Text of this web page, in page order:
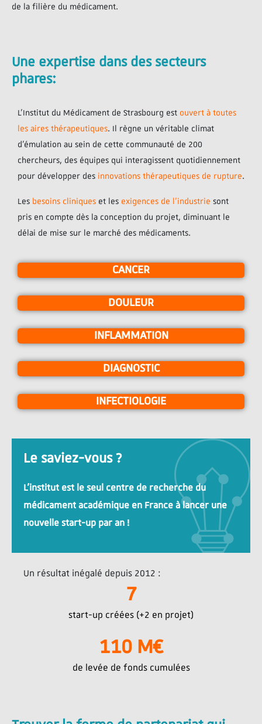
de la filière du médicament.
Une expertise dans des secteurs
phares:
L’Institut du Médicament de Strasbourg est ouvert à toutes
les aires thérapeutiques. Il règne un véritable climat
d’émulation au sein de cette communauté de 200
chercheurs, des équipes qui interagissent quotidiennement
pour développer des innovations thérapeutiques de rupture.
Les besoins cliniques et les exigences de l’industrie sont
pris en compte dès la conception du projet, diminuant le
délai de mise sur le marché des médicaments.
CANCER
DOULEUR
INFLAMMATION
DIAGNOSTIC
INFECTIOLOGIE
Le saviez-vous ?
L’institut est le seul centre de recherche du
médicament académique en France à lancer une
nouvelle start-up par an !
Un résultat inégalé depuis 2012 :
start-up créées (+2 en projet)
7
de levée de fonds cumulées
110 M€